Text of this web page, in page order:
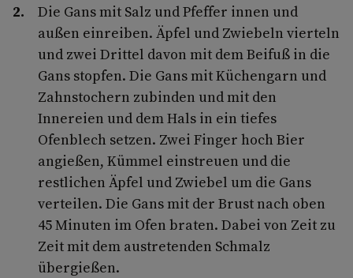
Die Gans mit Salz und Pfeffer innen und
außen einreiben. Äpfel und Zwiebeln vierteln
und zwei Drittel davon mit dem Beifuß in die
Gans stopfen. Die Gans mit Küchengarn und
Zahnstochern zubinden und mit den
Innereien und dem Hals in ein tiefes
Ofenblech setzen. Zwei Finger hoch Bier
angießen, Kümmel einstreuen und die
restlichen Äpfel und Zwiebel um die Gans
verteilen. Die Gans mit der Brust nach oben
45 Minuten im Ofen braten. Dabei von Zeit zu
Zeit mit dem austretenden Schmalz
übergießen.